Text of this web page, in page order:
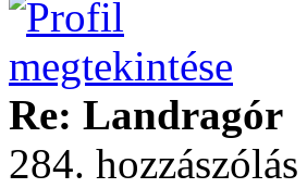
Re: Landragór
284.